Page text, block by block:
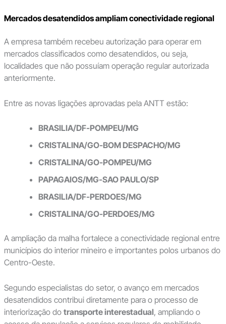
Mercados desatendidos ampliam conectividade regional
A empresa também recebeu autorização para operar em
mercados classificados como desatendidos, ou seja,
localidades que não possuíam operação regular autorizada
anteriormente.
Entre as novas ligações aprovadas pela ANTT estão:
BRASILIA/DF-POMPEU/MG
CRISTALINA/GO-BOM DESPACHO/MG
CRISTALINA/GO-POMPEU/MG
PAPAGAIOS/MG-SAO PAULO/SP
BRASILIA/DF-PERDOES/MG
CRISTALINA/GO-PERDOES/MG
A ampliação da malha fortalece a conectividade regional entre
municípios do interior mineiro e importantes polos urbanos do
Centro-Oeste.
Segundo especialistas do setor, o avanço em mercados
desatendidos contribui diretamente para o processo de
interiorização do transporte interestadual, ampliando o